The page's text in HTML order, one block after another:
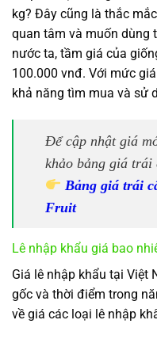
kg? Đây cũng là thắc
quan tâm và muốn dùng
nước ta, tầm giá của
100.000 vnđ. Với mức
khả năng tìm mua và sử
Để cập nhật giá
khảo bảng giá trái
Bảng giá trái
Fruit
Lê nhập khẩu giá bao
Giá lê nhập khẩu tại Việt
gốc và thời điểm trong
về giá các loại lê nhập